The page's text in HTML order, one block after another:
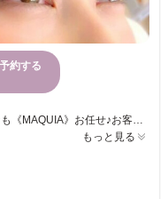
約する
もっと見る